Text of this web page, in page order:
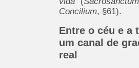
Concilium, §61).
Entre o céu e a
um canal de
real